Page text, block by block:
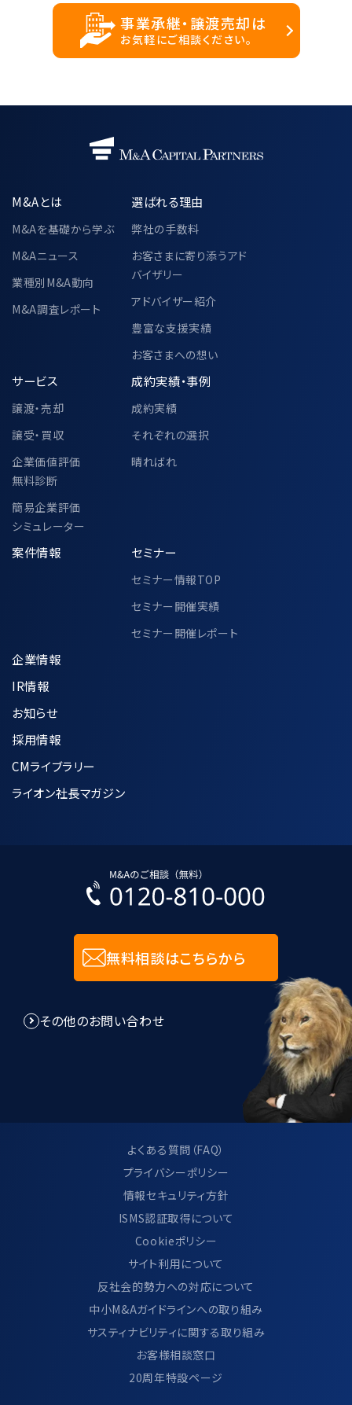
事業承継・譲渡売却は
お気軽にご相談ください。
M&Aとは
M&Aを基礎から学ぶ
M&Aニュース
業種別M&A動向
M&A調査レポート
選ばれる理由
弊社の手数料
お客さまに寄り添うアド
バイザリー
アドバイザー紹介
豊富な支援実績
お客さまへの想い
サービス
譲渡・売却
譲受・買収
企業価値評価
無料診断
簡易企業評価
シミュレーター
成約実績・事例
成約実績
それぞれの選択
晴ればれ
案件情報 セミナー
セミナー情報TOP
セミナー開催実績
セミナー開催レポート
企業情報
IR情報
お知らせ
採用情報
CMライブラリー
ライオン社長マガジン
無料相談はこちらから
その他のお問い合わせ
よくある質問（FAQ）
プライバシーポリシー
情報セキュリティ方針
ISMS認証取得について
Cookieポリシー
サイト利用について
反社会的勢力への対応について
中小M&Aガイドラインへの取り組み
サスティナビリティに関する取り組み
お客様相談窓口
20周年特設ページ